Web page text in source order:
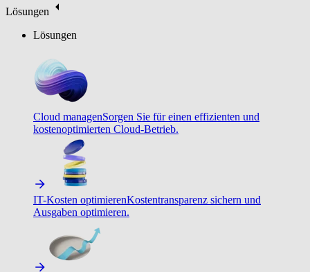
Lösungen
Lösungen
Cloud managenSorgen Sie für einen effizienten und
kostenoptimierten Cloud-Betrieb.
IT-Kosten optimierenKostentransparenz sichern und
Ausgaben optimieren.